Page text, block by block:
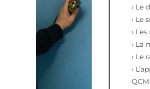
› Le
› Le
›
› La
› Le
›